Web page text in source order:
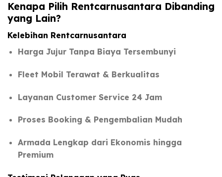
Kenapa Pilih Rentcarnusantara Dibanding
yang Lain?
Kelebihan Rentcarnusantara
Harga Jujur Tanpa Biaya Tersembunyi
Fleet Mobil Terawat & Berkualitas
Layanan Customer Service 24 Jam
Proses Booking & Pengembalian Mudah
Armada Lengkap dari Ekonomis hingga
Premium